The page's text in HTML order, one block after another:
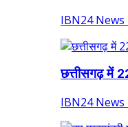
IBN24 News
छत्तीसगढ़ में
IBN24 News